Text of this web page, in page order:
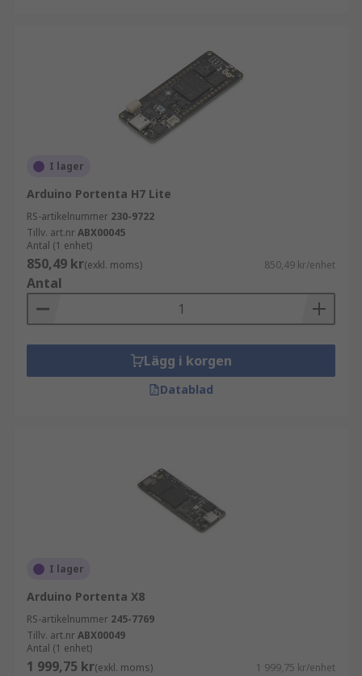
I lager
Arduino Portenta H7 Lite
RS-artikelnummer 230-9722
Tillv. art.nrABX00045
Antal (1 enhet)
850,49 kr(exkl. moms) 850,49 kr/enhet
Antal
Lägg i korgen
Datablad
I lager
Arduino Portenta X8
RS-artikelnummer 245-7769
Tillv. art.nrABX00049
Antal (1 enhet)
1 999,75 kr(exkl. moms) 1 999,75 kr/enhet